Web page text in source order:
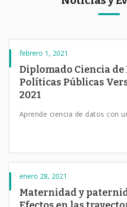
febrero 1, 2021
Diplomado Ciencia de
Políticas Públicas
2021
Aprende ciencia de datos con
enero 28, 2021
Maternidad y